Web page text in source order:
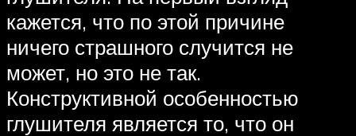
кажется, что по этой причине
ничего страшного случится не
может, но это не так.
Конструктивной особенностью
глушителя является то, что он